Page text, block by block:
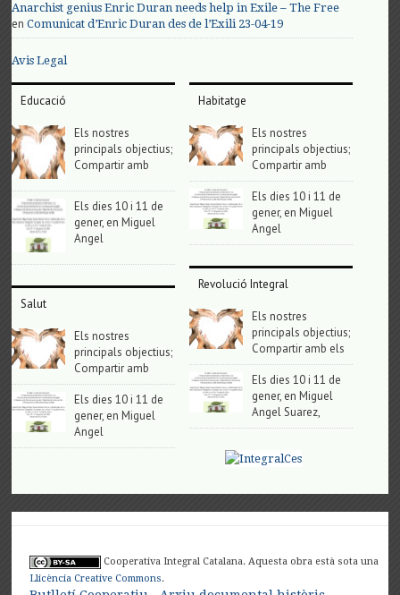
Anarchist genius Enric Duran needs help in Exile – The Free
enComunicat d’Enric Duran des de l’Exili 23-04-19
Avis Legal
Educació
Els nostres
principals objectius;
Compartir amb
Els dies 10 i 11 de
gener, en Miguel
Angel
Salut
Els nostres
principals objectius;
Compartir amb
Els dies 10 i 11 de
gener, en Miguel
Angel
Habitatge
Els nostres
principals objectius;
Compartir amb
Els dies 10 i 11 de
gener, en Miguel
Angel
Revolució Integral
Els nostres
principals objectius;
Compartir amb els
Els dies 10 i 11 de
gener, en Miguel
Angel Suarez,
Cooperativa Integral Catalana. Aquesta obra està sota una
Llicència Creative Commons.